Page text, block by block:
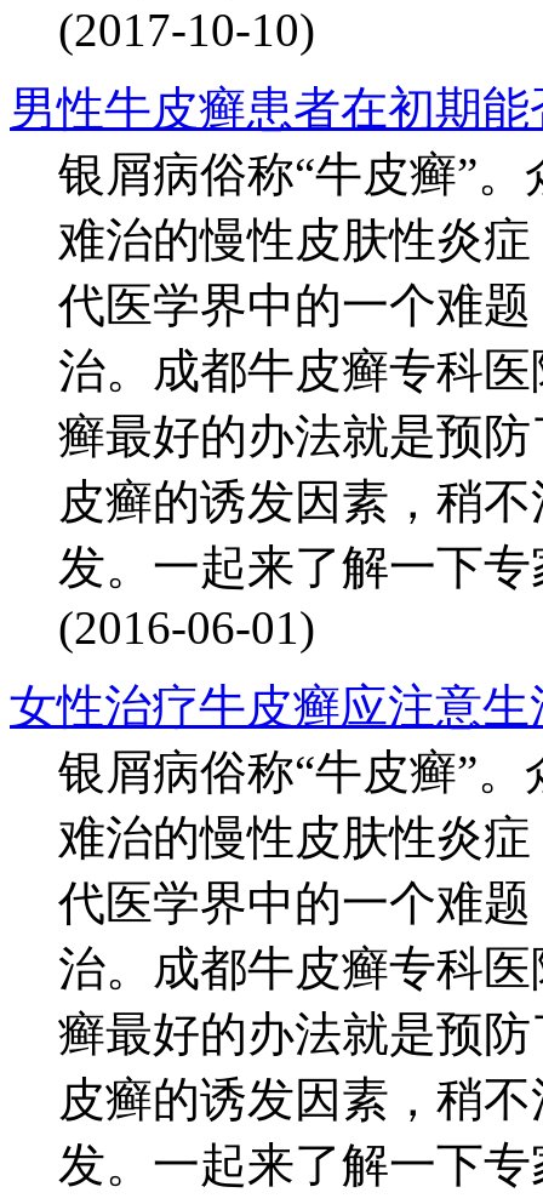
(2017-10-10)
男性牛皮癣患者在初期
银屑病俗称“牛皮癣”
难治的慢性皮肤性炎
代医学界中的一个难
治。成都牛皮癣专科
癣最好的办法就是预
皮癣的诱发因素，稍
发。一起来了解一下
(2016-06-01)
女性治疗牛皮癣应注意生
银屑病俗称“牛皮癣”
难治的慢性皮肤性炎
代医学界中的一个难
治。成都牛皮癣专科
癣最好的办法就是预
皮癣的诱发因素，稍
发。一起来了解一下